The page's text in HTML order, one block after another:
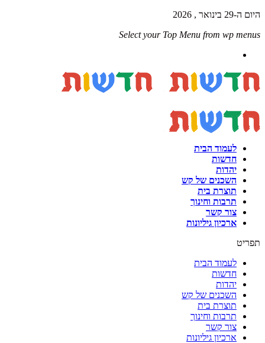
היום ה-29 בינואר , 2026
Select your Top Menu from wp menus
לעמוד הבית
חדשות
יהדות
השכנים של קש
תוצרת בית
תרבות וחינוך
צור קשר
ארכיון גיליונות
תפריט
לעמוד הבית
חדשות
יהדות
השכנים של קש
תוצרת בית
תרבות וחינוך
צור קשר
ארכיון גיליונות